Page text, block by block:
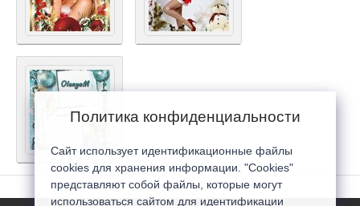
Политика конфиденциальности
Сайт использует идентификационные файлы
cookies для хранения информации. "Cookies"
представляют собой файлы, которые могут
использоваться сайтом для идентификации